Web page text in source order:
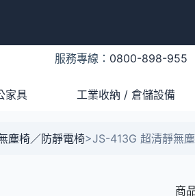
服務專線： 0800-898-955
家具 工業收納 / 倉儲設備
塵椅／防靜電椅>JS-413G 超清靜無
商